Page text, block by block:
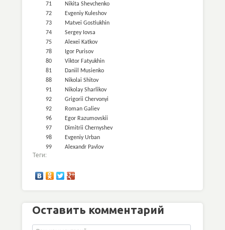
71
Nikita Shevchenko
72
Evgeniy Kuleshov
73
Matvei Gostiukhin
74
Sergey Iovsa
75
Alexei Katkov
78
Igor Purisov
80
Viktor Fatyukhin
81
Daniil Musienko
88
Nikolai Shitov
91
Nikolay Sharlikov
92
Grigorii Chervonyi
92
Roman Galiev
96
Egor Razumovskii
97
Dimitrii Chernyshev
98
Evgeniy Urban
99
Alexandr Pavlov
Теги:
Оставить комментарий